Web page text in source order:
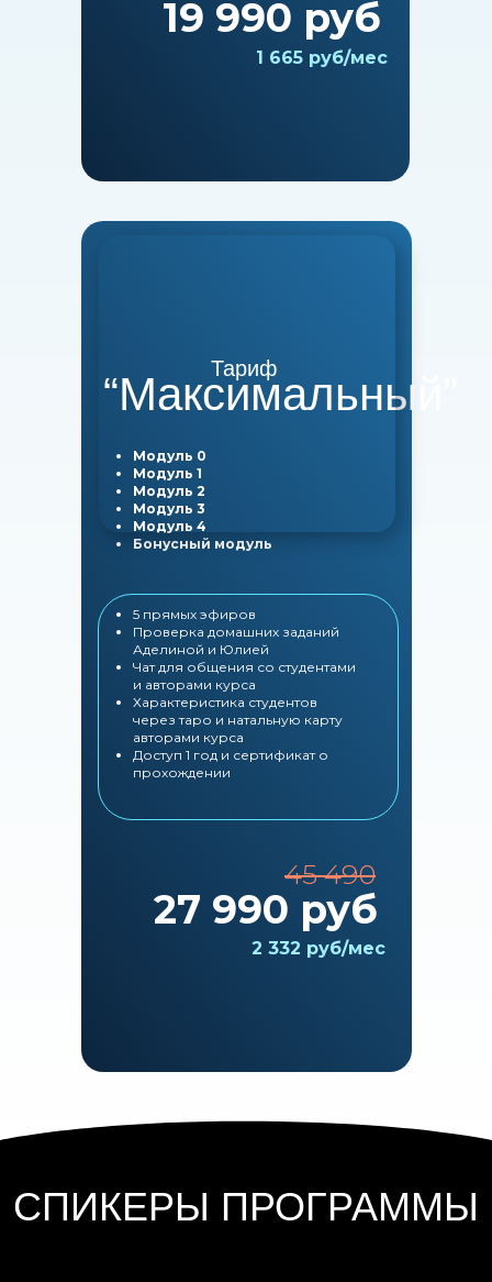
“Максимальный”
Тариф
Модуль 0
Модуль 1
Модуль 2
Модуль 3
Модуль 4
Бонусный модуль
5 прямых эфиров
Проверка домашних заданий
Аделиной и Юлией
Чат для общения со студентами
и авторами курса
Характеристика студентов
через таро и натальную карту
авторами курса
Доступ 1 год и сертификат о
прохождении
27 990 руб
45 490
2 332 руб/мес
19 990 руб
1 665 руб/мес
СПИКЕРЫ ПРОГРАММЫ